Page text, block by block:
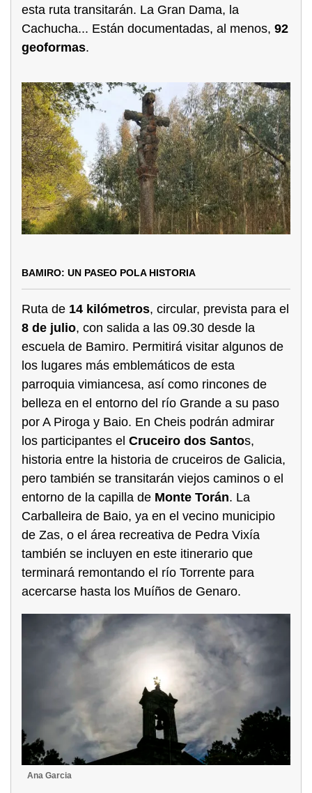
esta ruta transitarán. La Gran Dama, la
Cachucha... Están documentadas, al menos, 92
geoformas.
BAMIRO: UN PASEO POLA HISTORIA
Ruta de 14 kilómetros, circular, prevista para el
8 de julio, con salida a las 09.30 desde la
escuela de Bamiro. Permitirá visitar algunos de
los lugares más emblemáticos de esta
parroquia vimiancesa, así como rincones de
belleza en el entorno del río Grande a su paso
por A Piroga y Baio. En Cheis podrán admirar
los participantes el Cruceiro dos Santos,
historia entre la historia de cruceiros de Galicia,
pero también se transitarán viejos caminos o el
entorno de la capilla de Monte Torán. La
Carballeira de Baio, ya en el vecino municipio
de Zas, o el área recreativa de Pedra Vixía
también se incluyen en este itinerario que
terminará remontando el río Torrente para
acercarse hasta los Muíños de Genaro.
Ana Garcia